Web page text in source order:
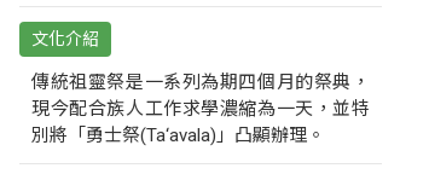
文化介紹
傳統祖靈祭是一系列為期四個月的祭典，
現今配合族人工作求學濃縮為一天，並特
別將「勇士祭(Ta‘avala)」凸顯辦理。